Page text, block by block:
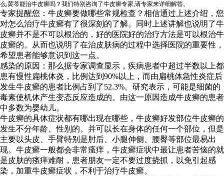
么,黄芩能治牛皮癣吗？我们特别咨询了牛皮癣专家,请专家来详细解答。
专家提醒您：牛皮癣要做哪些常规检查？相信通过上述介绍，您
对怎么治疗牛皮癣有了很深刻的了解。同时上述讲解也说明了牛
皮癣并不是不可以根治的，好的医院好的治疗方法是可以根治牛
皮癣的。从而也说明了在治皮肤病的过程中选择医院的重要性，
希望患者能够意识到这一点。
感染的原因：那么据专家调查显示，疾病患者中超过半数以上都
患有慢性扁桃体炎，比例达到90%以上，而由扁桃体急性炎症后
发生牛皮癣的患者比例占到了52.3%。研究表示，可能是细菌的
毒素使机体产生变态反应造成的。由这一原因造成牛皮癣的患者
中多数为婴幼儿。
牛皮癣的具体症状都有哪出现在哪些，牛皮癣好发部位牛皮癣的
发生不分年龄、性别的。并可以长在身体的任何一个部位，但是
主要以头皮、手臂特别是肘后、小腿伸侧、腰臀等部位最易出
现。牛皮癣一般都会非常瘙痒，牛皮癣症状中最让患者苦恼的就
是皮肤的瘙痒难耐，患者朋友一定不要过度挠抓，以免引起感
染，加重牛皮癣症状，不利于治疗牛皮癣。